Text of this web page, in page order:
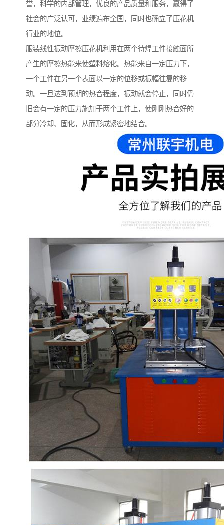
誉，科学的内部管理，优良的产品质量和服务，赢得了
社会的广泛认可，业绩遍布全国，同时也确立了压花机
行业的地位。
服装线性振动摩擦压花机利用在两个待焊工件接触面所
产生的摩擦热能来使塑料熔化。热能来自一定压力下，
一个工件在另一个表面以一定的位移或振幅往复的移
动。一旦达到预期的热合程度，振动就会停止，同时仍
旧会有一定的压力施加于两个工件上，使刚刚热合好的
部分冷却、固化，从而形成紧密地结合。